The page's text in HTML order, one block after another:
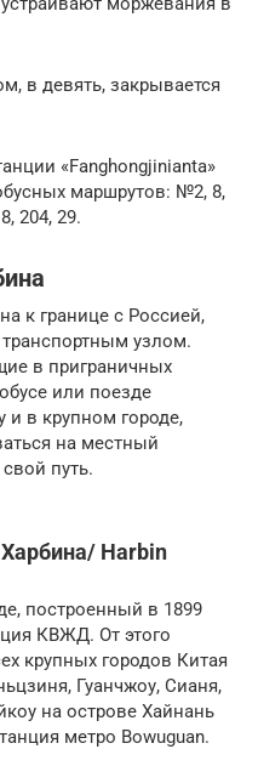
в девять, закрывается
«Fanghongjinianta»
маршрутов: №2, 8,
204, 29.
к границе с Россией,
узлом.
в приграничных
или поезде
и в крупном городе,
на местный
путь.
Harbin
построенный в 1899
КВЖД. От этого
крупных городов Китая
Гуанчжоу, Сианя,
на острове Хайнань
метро Bowuguan.